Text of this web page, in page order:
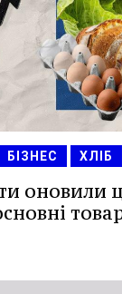
БІЗНЕС ХЛІБ
оновили